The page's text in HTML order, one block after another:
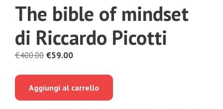
The bible of mindset
di Riccardo Picotti
€400.00 Il
era:
€59.00Il
è:
Aggiungi al carrello